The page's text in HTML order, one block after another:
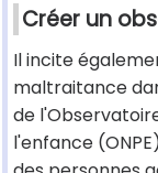
Créer un
Il incite
maltraitance
de
l'enfance